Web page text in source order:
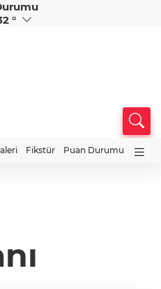
CAD
34,1883
°
Fikstür Puan Durumu